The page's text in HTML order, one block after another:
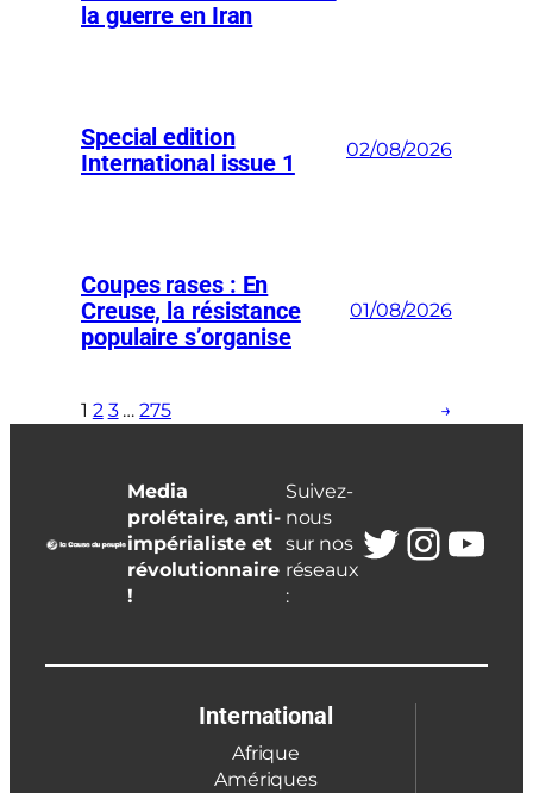
la guerre en Iran
Special edition
International issue 1
02/08/2026
Coupes rases : En
Creuse, la résistance
populaire s’organise
01/08/2026
1 2 3 … 275 →
Media
prolétaire, anti-
impérialiste et
révolutionnaire
!
Suivez-
nous
sur nos
réseaux
:
Twitter
International
Afrique
Amériques